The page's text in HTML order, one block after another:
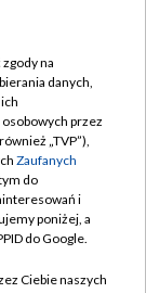
na
danych,
przez
„TVP”),
Zaufanych
do
i
poniżej, a
do Google.
Ciebie naszych